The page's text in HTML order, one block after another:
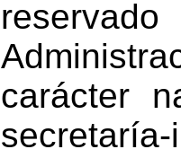
carácter
secretaría-